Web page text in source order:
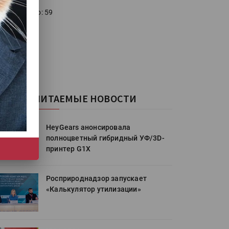
59
ЧИТАЕМЫЕ НОВОСТИ
HeyGears анонсировала
полноцветный гибридный УФ/3D-
принтер G1X
Росприроднадзор запускает
«Калькулятор утилизации»